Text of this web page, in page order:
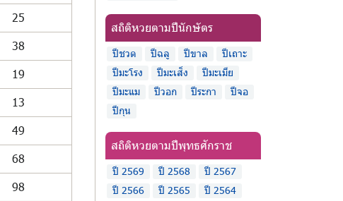
25
38
19
13
49
68
98
สถิติหวยตามปีนักษัตร
ปีชวด ปีฉลู ปีขาล
ปีเถาะ
ปีมะโรง
ปีมะเส็ง
ปีมะเมีย
ปีมะแม
ปีวอก ปีระกา
ปีจอ
ปีกุน
สถิติหวยตามปีพุทธศักราช
ปี 2569 ปี 2568
ปี 2567
ปี 2566
ปี 2565
ปี 2564